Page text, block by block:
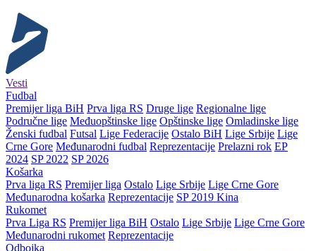
Vesti
Fudbal
Premijer liga BiH Prva liga RS Druge lige Regionalne lige
Područne lige Međuopštinske lige Opštinske lige Omladinske lige
Ženski fudbal Futsal Lige Federacije Ostalo BiH Lige Srbije Lige
Crne Gore Međunarodni fudbal Reprezentacije Prelazni rok EP
2024 SP 2022 SP 2026
Košarka
Prva liga RS Premijer liga Ostalo Lige Srbije Lige Crne Gore
Međunarodna košarka Reprezentacije SP 2019 Kina
Rukomet
Prva Liga RS Premijer liga BiH Ostalo Lige Srbije Lige Crne Gore
Međunarodni rukomet Reprezentacije
Odbojka